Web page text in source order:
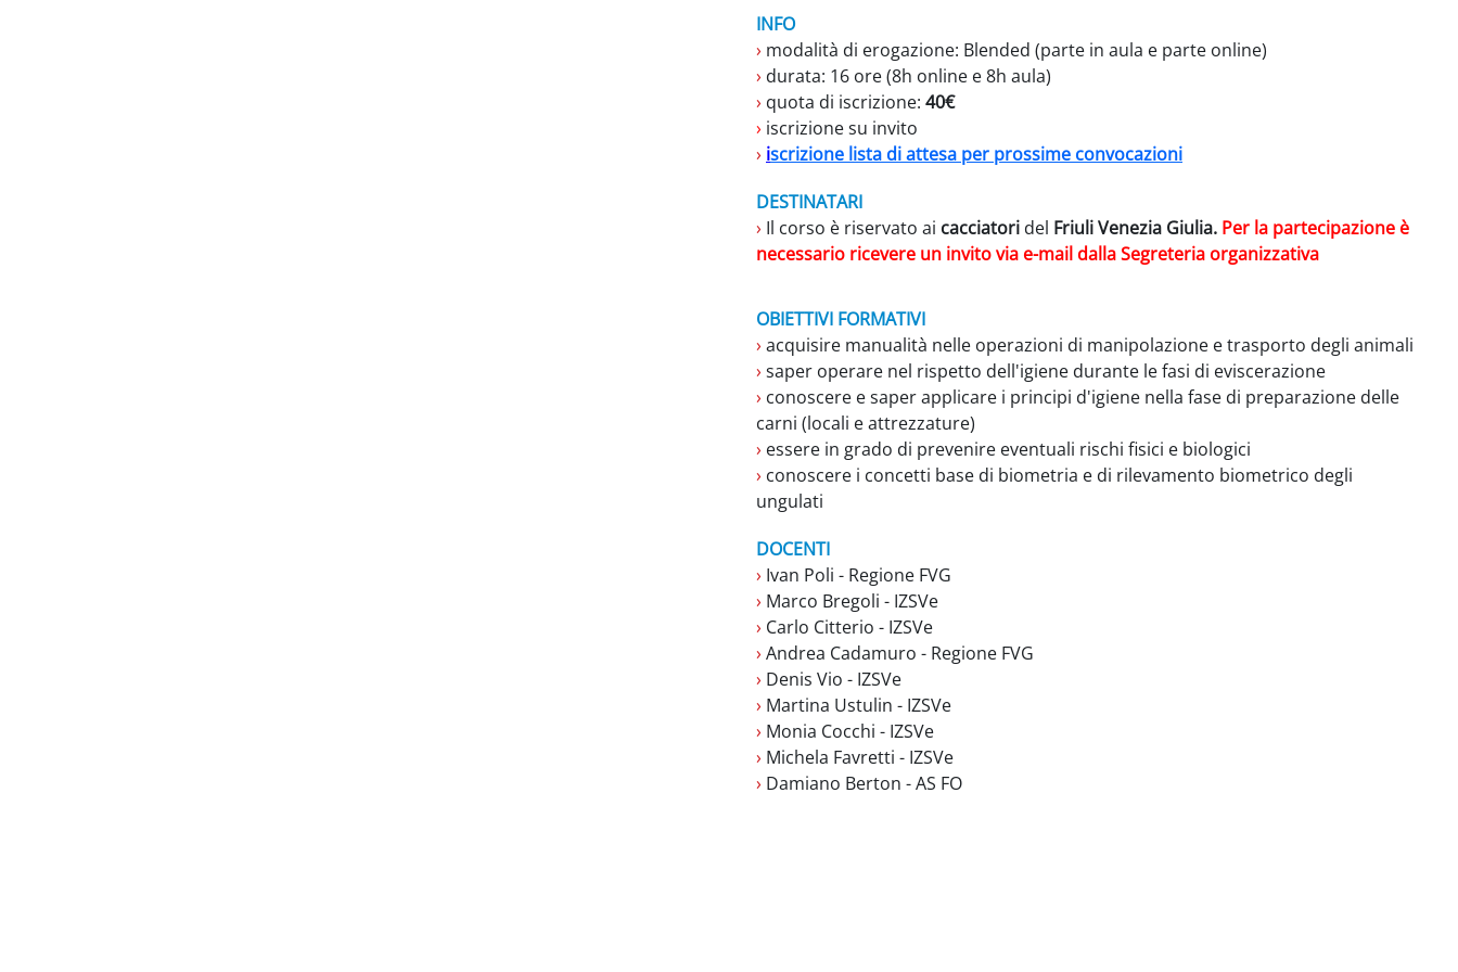
INFO
› modalità di erogazione: Blended (parte in aula e parte online)
› durata: 16 ore (8h online e 8h aula)
› quota di iscrizione: 40€
› iscrizione su invito
› iscrizione lista di attesa per prossime convocazioni
DESTINATARI
› Il corso è riservato ai cacciatori del Friuli Venezia Giulia. Per la partecipazione è
necessario ricevere un invito via e-mail dalla Segreteria organizzativa
OBIETTIVI FORMATIVI
› acquisire manualità nelle operazioni di manipolazione e trasporto degli animali
› saper operare nel rispetto dell'igiene durante le fasi di eviscerazione
› conoscere e saper applicare i principi d'igiene nella fase di preparazione delle
carni (locali e attrezzature)
› essere in grado di prevenire eventuali rischi fisici e biologici
› conoscere i concetti base di biometria e di rilevamento biometrico degli
ungulati
DOCENTI
› Ivan Poli - Regione FVG
› Marco Bregoli - IZSVe
› Carlo Citterio - IZSVe
› Andrea Cadamuro - Regione FVG
› Denis Vio - IZSVe
› Martina Ustulin - IZSVe
› Monia Cocchi - IZSVe
› Michela Favretti - IZSVe
› Damiano Berton - AS FO